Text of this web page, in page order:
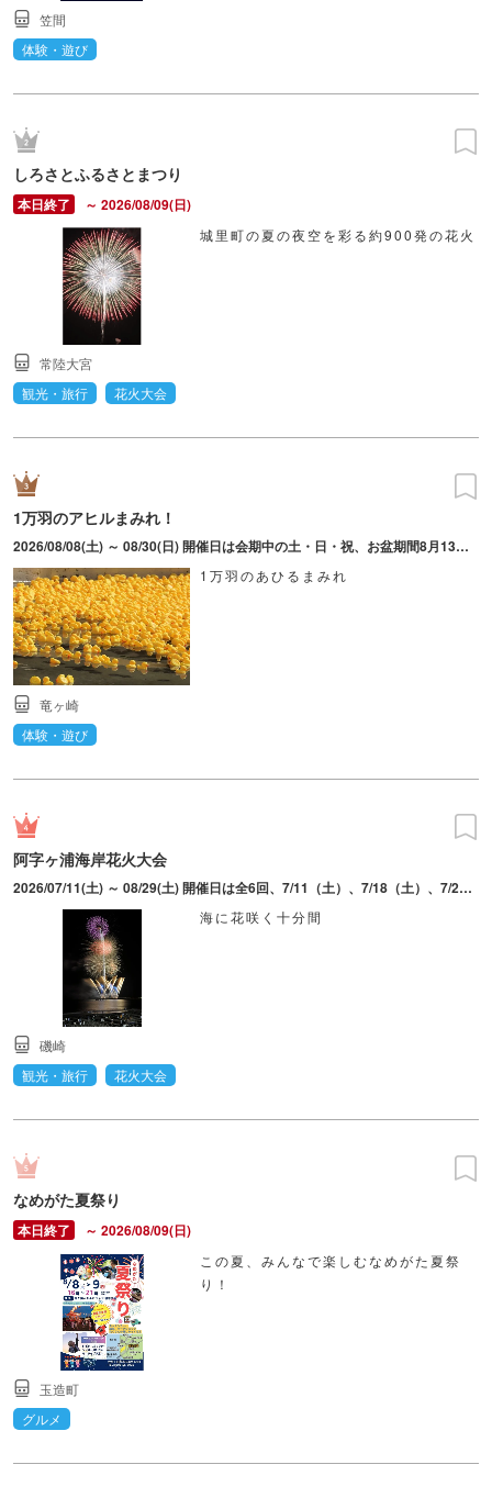
笠間
体験・遊び
しろさとふるさとまつり
～ 2026/08/09(日)
城里町の夏の夜空を彩る約900発の花火
常陸大宮
観光・旅行
花火大会
1万羽のアヒルまみれ！
2026/08/08(土) ～ 08/30(日) 開催日は会期中の土・日・祝、お盆期間8月13日～14日開催。
1万羽のあひるまみれ
竜ヶ崎
体験・遊び
阿字ヶ浦海岸花火大会
2026/07/11(土) ～ 08/29(土) 開催日は全6回、7/11（土）、7/18（土）、7/25（土）、8/1（土）、8/15（土）、8/29（土）。開始時間：7/11（土）19：30～。7/18（土）・8/1（土）・8/15（土）20：00～。7/25（土）・8/29（土）19：00～。
海に花咲く十分間
磯崎
観光・旅行
花火大会
なめがた夏祭り
～ 2026/08/09(日)
この夏、みんなで楽しむなめがた夏祭
り！
玉造町
グルメ